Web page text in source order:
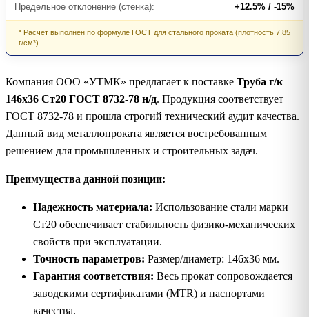
Предельное отклонение (стенка): +12.5% / -15%
* Расчет выполнен по формуле ГОСТ для стального проката (плотность 7.85
г/см³).
Компания ООО «УТМК» предлагает к поставке Труба г/к
146х36 Ст20 ГОСТ 8732-78 н/д. Продукция соответствует
ГОСТ 8732-78 и прошла строгий технический аудит качества.
Данный вид металлопроката является востребованным
решением для промышленных и строительных задач.
Преимущества данной позиции:
Надежность материала: Использование стали марки
Ст20 обеспечивает стабильность физико-механических
свойств при эксплуатации.
Точность параметров: Размер/диаметр: 146х36 мм.
Гарантия соответствия: Весь прокат сопровождается
заводскими сертификатами (MTR) и паспортами
качества.